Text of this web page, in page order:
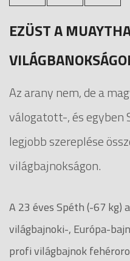
EZÜST A
Az arany nem, de a
válogatott-, és egyben
legjobb szereplése
világbajnokságon.
A 23 éves Spéth (-67 kg)
világbajnoki-, Európa-
profi világbajnok